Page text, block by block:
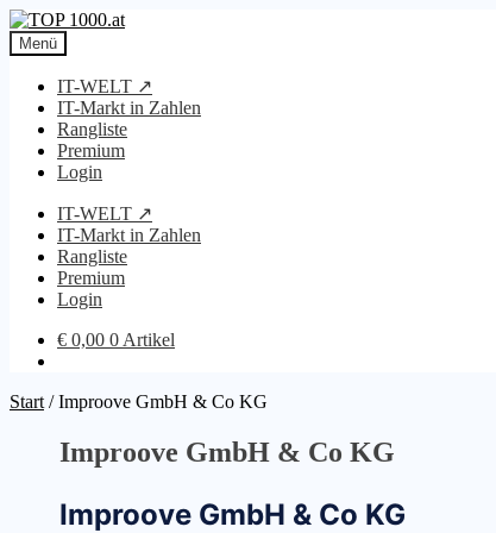
Zur
Navigation
springen
Zum
Inhalt
springen
Menü
IT-WELT ↗
IT-Markt in Zahlen
Rangliste
Premium
Login
IT-WELT ↗
IT-Markt in Zahlen
Rangliste
Premium
Login
€ 0,00 0 Artikel
Start /Improove GmbH & Co KG
Improove GmbH & Co KG
Improove GmbH & Co KG